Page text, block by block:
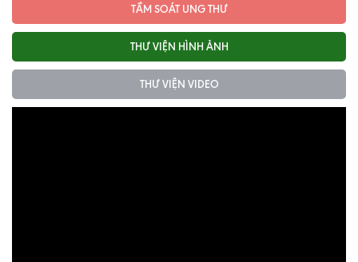
TẦM SOÁT UNG THƯ
THƯ VIỆN HÌNH ẢNH
THƯ VIỆN VIDEO